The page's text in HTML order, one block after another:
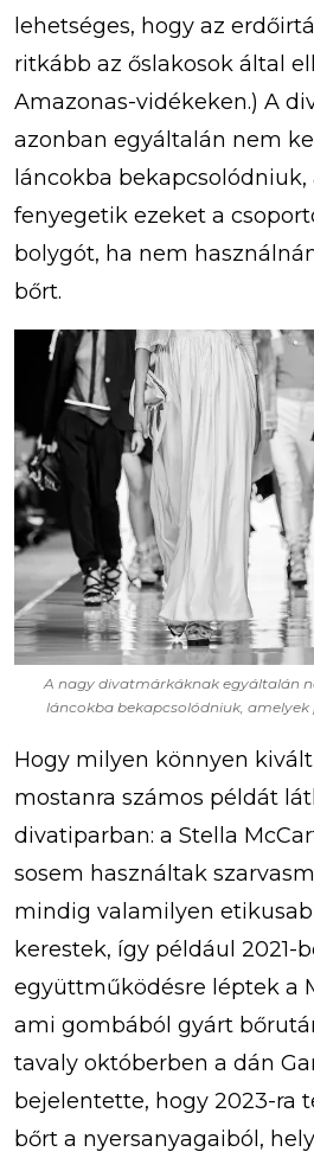
lehetséges, hogy az
ritkább az őslakosok által
Amazonas-vidékeken.) A
azonban egyáltalán nem
láncokba
fenyegetik ezeket a
bolygót, ha nem
bőrt.
A nagy divatmárkáknak egyáltalán
láncokba bekapcsolódniuk,
Hogy milyen könnyen
mostanra számos példát
divatiparban: a Stella
sosem használtak
mindig valamilyen
kerestek, így például 2021-
együttműködésre léptek a
ami gombából gyárt
tavaly októberben a dán
bejelentette, hogy 2023-ra
bőrt a nyersanyagaiból,